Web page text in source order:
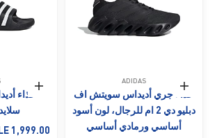
حدِّد الخيارات
ADIDAS
حذاء جري أديداس سويتش اف
دبليو دي 2 ام للرجال، لون أسود
أساسي ورمادي أساسي
حدِّدحذاء
السعر بعد
1,999.00